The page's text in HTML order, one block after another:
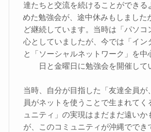
達たちと交流を続けることができる
めた勉強会が、途中休みもしました
ど継続しています。当時は「パソコ
心としていましたが、今では「イン
と「ソーシャルネットワーク」を中
日と金曜日に勉強会を開催して
当時、自分が目指した「友達全員が
員がネットを使うことで生まれてく
ュニティ」の実現はまだまだ遠いか
が、このコミュニティが沖縄ででき